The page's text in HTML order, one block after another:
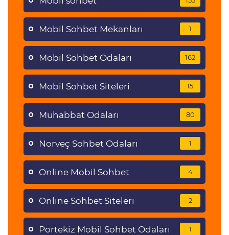
Mobil Sohbet Mekanları 1
Mobil Sohbet Odaları 162
Mobil Sohbet Siteleri 15
Muhabbat Odaları 80
Norveç Sohbet Odaları 1
Online Mobil Sohbet 4
Online Sohbet Siteleri 2
Portekiz Mobil Sohbet Odaları 1